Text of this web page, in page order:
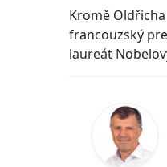
Kromě
francouzský
laureát